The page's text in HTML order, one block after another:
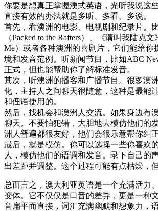
你要是想真正掌握澳式英语，光听我说这
直接有效的办法就是多听、多看、多说。
首先，看澳洲的电影、电视剧和纪录片。
（Packed to the Rafters）、《请叫我陆克文
Me）或者各种澳洲的喜剧片，它们能给你
境和发音范例。听新闻节目，比如ABC
正式，但也能帮助你了解标准发音。
其次，听澳洲的播客和广播节目。很多澳
化，主持人之间聊天很随意，这种是最能
和俚语使用的。
然后，找机会和澳洲人交流。如果身边有
聊天。不要怕犯错，大胆地去模仿他们的
洲人普遍都很友好，他们会很乐意帮你纠正
最后，就是模仿。你可以选择一些你喜欢
人，模仿他们的语调和发音。录下自己的
出差距并调整。这个过程可能有点枯燥，
总而言之，澳大利亚英语是一个充满活力
变体。它不仅仅是口音的差异，更是一种
音扁平而直接，词汇充满幽默和想象力，